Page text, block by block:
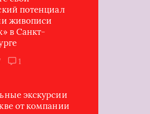
потенциал
живописи
в Санкт-
1
экскурсии
от компании